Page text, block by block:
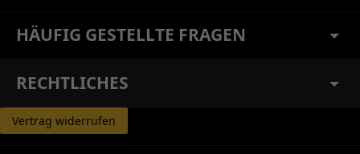
HÄUFIG GESTELLTE FRAGEN
RECHTLICHES
Vertrag widerrufen